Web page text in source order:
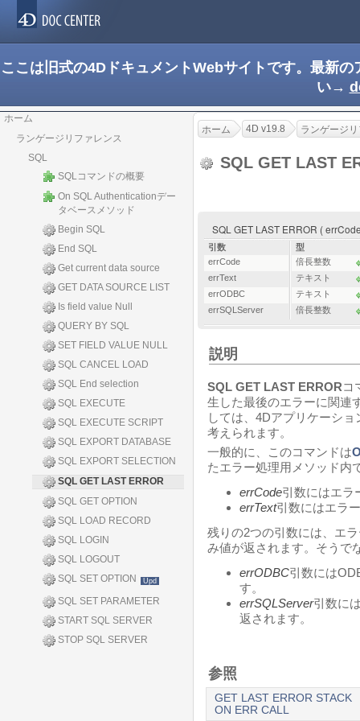
ここは旧式の4DドキュメントWebサイトです。最新
い→
ホーム
ランゲージリファレンス
SQL
SQLコマンドの概要
On SQL Authenticationデー
タベースメソッド
Begin SQL
End SQL
Get current data source
GET DATA SOURCE LIST
Is field value Null
QUERY BY SQL
SET FIELD VALUE NULL
SQL CANCEL LOAD
SQL End selection
SQL EXECUTE
SQL EXECUTE SCRIPT
SQL EXPORT DATABASE
SQL EXPORT SELECTION
SQL GET LAST ERROR
SQL GET OPTION
SQL LOAD RECORD
SQL LOGIN
SQL LOGOUT
SQL SET OPTION
Upd
SQL SET PARAMETER
START SQL SERVER
STOP SQL SERVER
ホーム 4D v19.8 ランゲージ
SQL GET LAST
SQL GET LAST ERROR (
引数
型
errCode
倍長整数
errText
テキスト
errODBC
テキスト
errSQLServer
倍長整数
説明
SQL GET LAST ERRORコ
生した最後のエラーに関連
しては、4Dアプリケーシ
考えられます。
一般的に、このコマンドは
たエラー処理用メソッド内
errCode引数にはエラ
errText引数にはエラ
残りの2つの引数には、エ
み値が返されます。そうで
errODBC引数には
す。
errSQLServer引数に
返されます。
参照
GET LAST ERROR STACK
ON ERR CALL